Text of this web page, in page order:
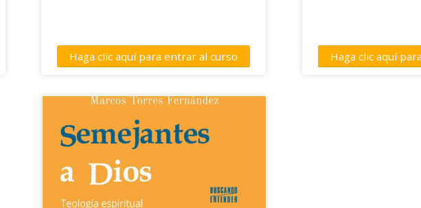
Haga clic aquí para entrar al curso Haga clic aquí